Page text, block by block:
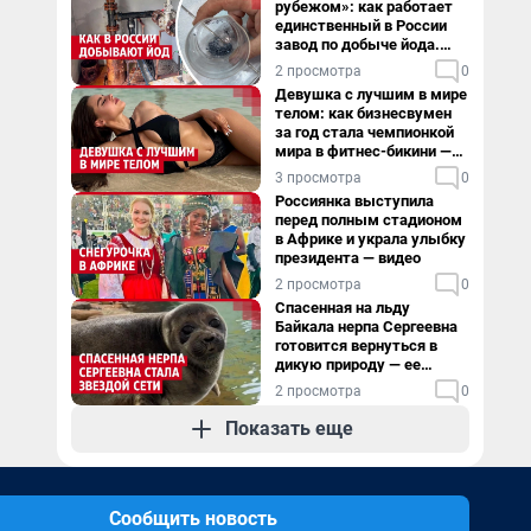
рубежом»: как работает
единственный в России
завод по добыче йода.
Видео
2 просмотра 0
Девушка с лучшим в мире
телом: как бизнесвумен
за год стала чемпионкой
мира в фитнес-бикини —
видео
3 просмотра 0
Россиянка выступила
перед полным стадионом
в Африке и украла улыбку
президента — видео
2 просмотра 0
Спасенная на льду
Байкала нерпа Сергеевна
готовится вернуться в
дикую природу — ее
видеоистория
2 просмотра 0
Показать еще
Сообщить новость